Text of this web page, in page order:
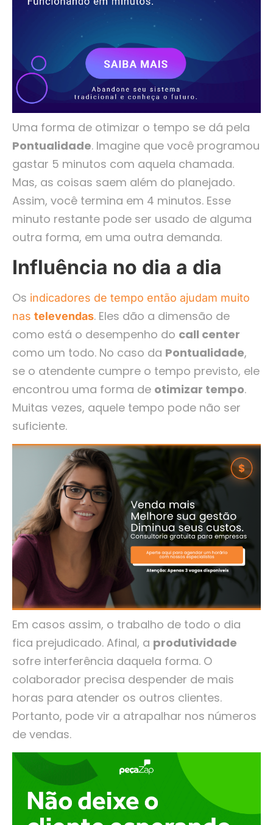
Uma forma de otimizar o tempo se dá pela
Pontualidade. Imagine que você programou
gastar 5 minutos com aquela chamada.
Mas, as coisas saem além do planejado.
Assim, você termina em 4 minutos. Esse
minuto restante pode ser usado de alguma
outra forma, em uma outra demanda.
Influência no dia a dia
Os indicadores de tempo então ajudam muito
nas televendas. Eles dão a dimensão de
como está o desempenho do call center
como um todo. No caso da Pontualidade,
se o atendente cumpre o tempo previsto, ele
encontrou uma forma de otimizar tempo.
Muitas vezes, aquele tempo pode não ser
suficiente.
Em casos assim, o trabalho de todo o dia
fica prejudicado. Afinal, a produtividade
sofre interferência daquela forma. O
colaborador precisa despender de mais
horas para atender os outros clientes.
Portanto, pode vir a atrapalhar nos números
de vendas.